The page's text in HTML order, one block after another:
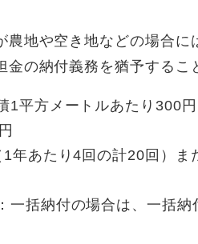
地や空き地などの場合に
の納付義務を猶予するこ
1平方メートルあたり300
年あたり4回の計20回）ま
一括納付の場合は、一括